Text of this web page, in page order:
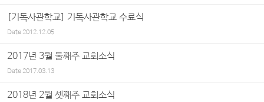
[기독사관학교] 기독사관학교 수료식
Date2012.12.05
2017년 3월 둘째주 교회소식
Date2017.03.13
2018년 2월 셋째주 교회소식